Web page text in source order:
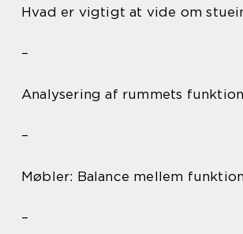
Hvad er vigtigt at vide om
–
Analysering af rummets
–
Møbler: Balance mellem
–